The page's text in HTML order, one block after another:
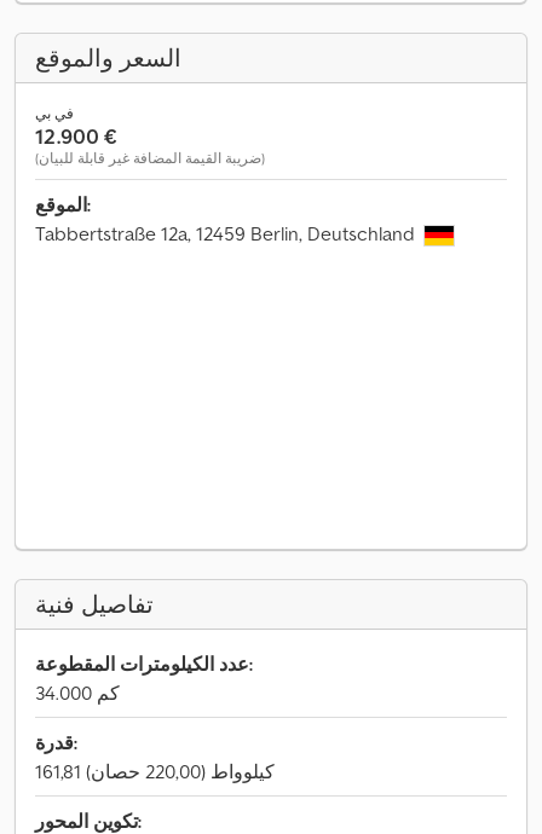
السعر والموقع
في بي
‏12.900 €
(ضريبة القيمة المضافة غير قابلة للبيان)
الموقع:
Tabbertstraße 12a, 12459 Berlin, Deutschland
تفاصيل فنية
عدد الكيلومترات المقطوعة:
34.000 كم
قدرة:
161,81 كيلوواط (220,00 حصان)
تكوين المحور: